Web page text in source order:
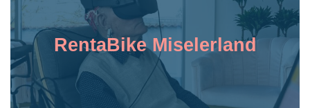
RentaBike Miselerland